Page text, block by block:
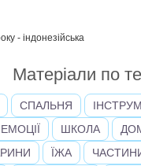
- індонезійська
Матеріали по
СПАЛЬНЯ
ЕМОЦІЇ ШКОЛА
ЇЖА